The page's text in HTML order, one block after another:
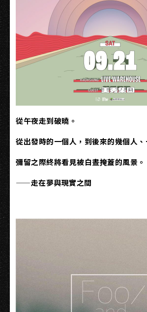
從午夜走到破曉。
從出發時的一個人，到後來的幾個人、
彌留之際終將看見被白晝掩蓋的風景。
——走在夢與現實之間